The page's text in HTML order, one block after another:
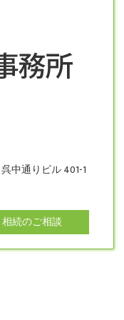
中通りビル 401-1
相続のご相談